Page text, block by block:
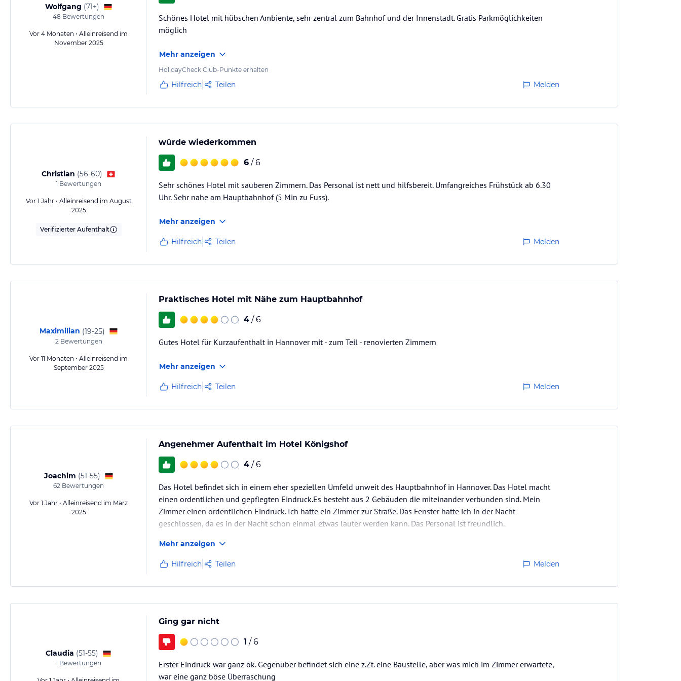
Wolfgang (71+)
48 Bewertungen
Vor 4 Monaten • Alleinreisend im
November 2025
Schönes Hotel mit hübschen Ambiente, sehr zentral zum Bahnhof und der Innenstadt. Gratis Parkmöglichkeiten
möglich
Mehr anzeigen
HolidayCheck Club-Punkte erhalten
Hilfreich Teilen Melden
Christian (56-60)
1 Bewertungen
Vor 1 Jahr • Alleinreisend im August
2025
Verifizierter Aufenthalt
würde wiederkommen
6 / 6
Sehr schönes Hotel mit sauberen Zimmern. Das Personal ist nett und hilfsbereit. Umfangreiches Frühstück ab 6.30
Uhr. Sehr nahe am Hauptbahnhof (5 Min zu Fuss).
Mehr anzeigen
Hilfreich Teilen Melden
Maximilian (19-25)
2Bewertungen
Vor 11 Monaten • Alleinreisend im
September 2025
Praktisches Hotel mit Nähe zum Hauptbahnhof
4 / 6
Gutes Hotel für Kurzaufenthalt in Hannover mit - zum Teil - renovierten Zimmern
Mehr anzeigen
Hilfreich Teilen Melden
Joachim (51-55)
62 Bewertungen
Vor 1 Jahr • Alleinreisend im März
2025
Angenehmer Aufenthalt im Hotel Königshof
4 / 6
Das Hotel befindet sich in einem eher speziellen Umfeld unweit des Hauptbahnhof in Hannover. Das Hotel macht
einen ordentlichen und gepflegten Eindruck.Es besteht aus 2 Gebäuden die miteinander verbunden sind. Mein
Zimmer einen ordentlichen Eindruck. Ich hatte ein Zimmer zur Straße. Das Fenster hatte ich in der Nacht
geschlossen, da es in der Nacht schon einmal etwas lauter werden kann. Das Personal ist freundlich.
Mehr anzeigen
Hilfreich Teilen Melden
Claudia (51-55)
1 Bewertungen
Ging gar nicht
1 / 6
Erster Eindruck war ganz ok. Gegenüber befindet sich eine z.Zt. eine Baustelle, aber was mich im Zimmer erwartete,
war eine ganz böse Überraschung